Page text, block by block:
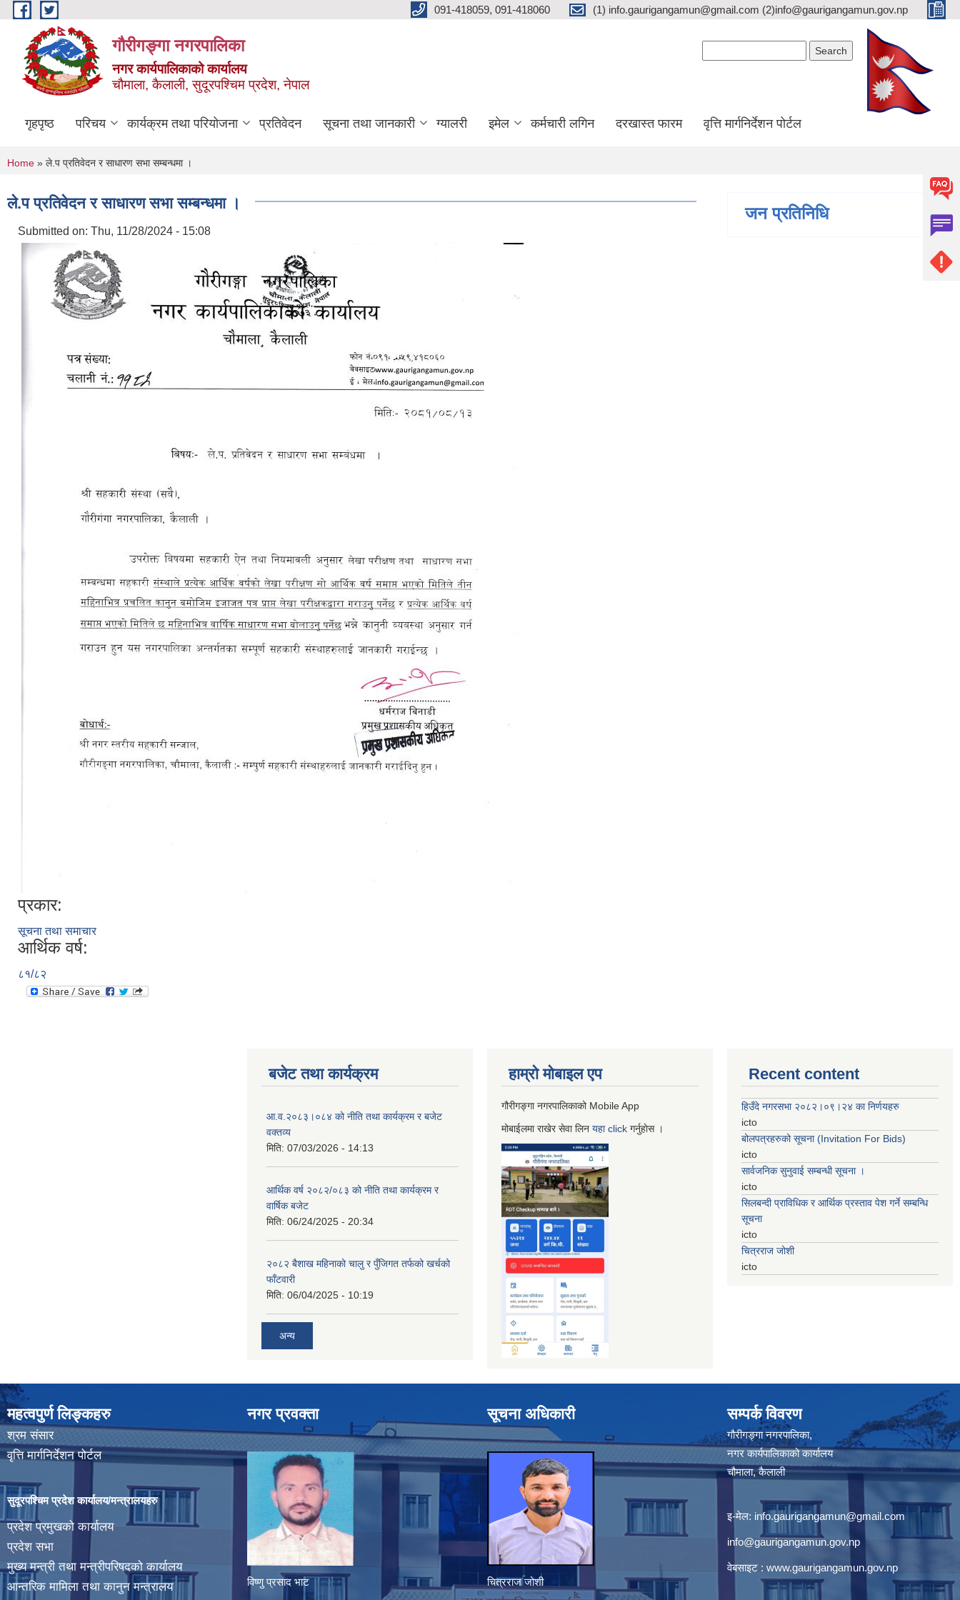
Skip to main content 091-418059, 091-418060 (1) info.gaurigangamun@gmail.com (2)info@gaurigangamun.gov.np
गौरीगङ्गा नगरपालिका
नगर कार्यपालिकाको कार्यालय
चौमाला, कैलाली, सुदूरपश्चिम प्रदेश, नेपाल
गृहपृष्ठ परिचय कार्यक्रम तथा परियोजना प्रतिवेदन सूचना तथा जानकारी ग्यालरी इमेल कर्मचारी लगिन दरखास्त फारम वृत्ति मार्गनिर्देशन पोर्टल
You are here
Home » ले.प प्रतिवेदन र साधारण सभा सम्बन्धमा ।
ले.प प्रतिवेदन र साधारण सभा सम्बन्धमा ।
Submitted on: Thu, 11/28/2024 - 15:08
प्रकार:
सूचना तथा समाचार
आर्थिक वर्ष:
८१/८२
जन प्रतिनिधि
बजेट तथा कार्यक्रम
आ.व.२०८३।०८४ को नीति तथा कार्यक्रम र बजेट
वक्तव्य
मिति: 07/03/2026 - 14:13
आर्थिक वर्ष २०८२/०८३ को नीति तथा कार्यक्रम र
वार्षिक बजेट
मिति: 06/24/2025 - 20:34
२०८२ बैशाख महिनाको चालु र पुँजिगत तर्फको खर्चको
फाँटवारी
मिति: 06/04/2025 - 10:19
अन्य
हाम्रो माेबाइल एप
गौरीगङ्गा नगरपालिकाको Mobile App
मोबाईलमा राखेर सेवा लिन यहाclick गर्नुहाेस ।
Recent content
हिउँदे नगरसभा २०८२।०९।२४ का निर्णयहरु
icto
बोलपत्रहरुको सूचना (Invitation For Bids)
icto
सार्वजनिक सुनुवाई सम्बन्धी सूचना ।
icto
सिलबन्दी प्राविधिक र आर्थिक प्रस्ताव पेश गर्ने सम्बन्धि
सूचना
icto
चित्रराज जोशी
icto
महत्वपुर्ण लिङ्कहरु
श्रम संसार
वृत्ति मार्गनिर्देशन पोर्टल
सुदूरपश्चिम प्रदेश कार्यालय/मन्त्रालयहरु
प्रदेश प्रमुखको कार्यालय
प्रदेश सभा
मुख्य मन्त्री तथा मन्त्रीपरिषदको कार्यालय
आन्तरिक मामिला तथा कानुन मन्त्रालय
नगर प्रवक्ता
विष्णु प्रसाद भाट
सूचना अधिकारी
चित्रराज जोशी
सम्पर्क विवरण
गौरीगङ्गा नगरपालिका,
नगर कार्यपालिकाको कार्यालय
चौमाला, कैलाली
इ-मेल: info.gaurigangamun@gmail.com
info@gaurigangamun.gov.np
वेबसाइट : www.gaurigangamun.gov.np